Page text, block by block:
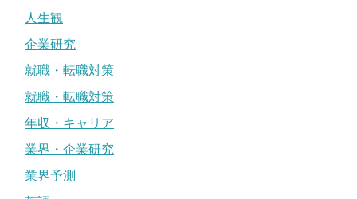
人生観
企業研究
就職・転職対策
就職・転職対策
年収・キャリア
業界・企業研究
業界予測